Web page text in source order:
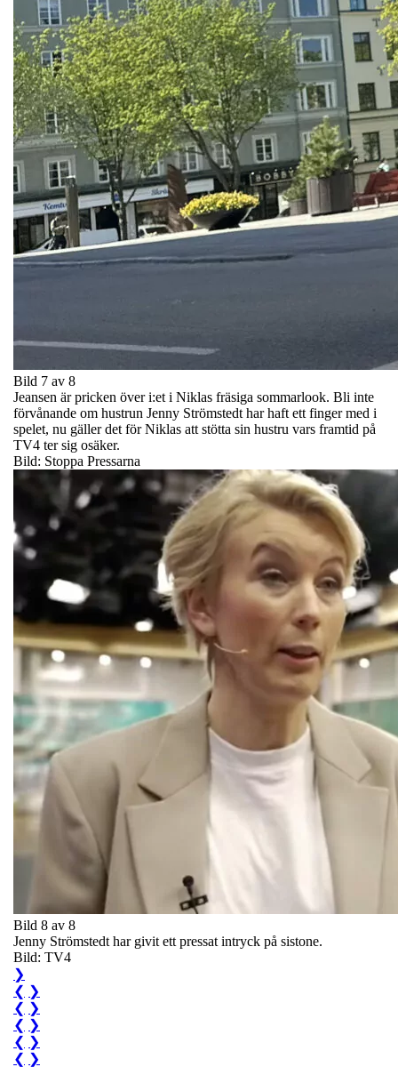
Bild 7 av 8
Jeansen är pricken över i:et i Niklas fräsiga sommarlook. Bli inte
förvånande om hustrun Jenny Strömstedt har haft ett finger med i
spelet, nu gäller det för Niklas att stötta sin hustru vars framtid på
TV4 ter sig osäker.
Bild: Stoppa Pressarna
Bild 8 av 8
Jenny Strömstedt har givit ett pressat intryck på sistone.
Bild: TV4
❯
❮ ❯
❮ ❯
❮ ❯
❮ ❯
❮ ❯